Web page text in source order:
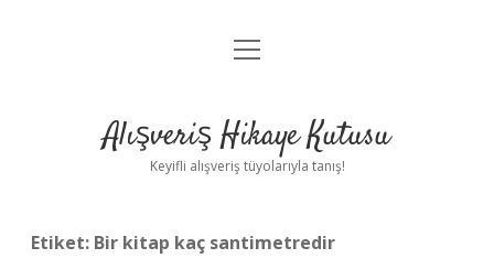
Anasayfa
Yasal Uyarı
menüyü
Alışveriş Hikaye Kutusu
Keyifli alışveriş tüyolarıyla tanış!
Etiket: Bir kitap kaç santimetredir